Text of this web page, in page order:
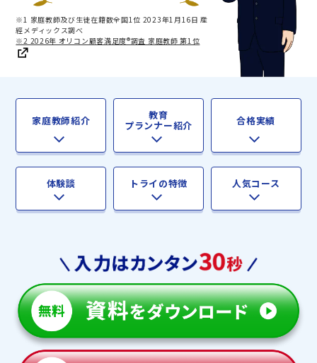
※1 家庭教師及び生徒在籍数全国1位 2023年1月16日 産
經メディックス調べ
※2 2026年 オリコン顧客満足度®調査 家庭教師 第1位
家庭教師紹介 教育
プランナー紹介 合格実績
体験談 トライの特徴 人気コース